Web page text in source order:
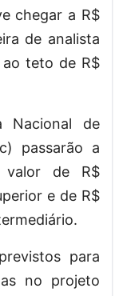
chegar a R$
de analista
ao teto de R$
Nacional de
passarão a
valor de R$
e de R$
para
no projeto